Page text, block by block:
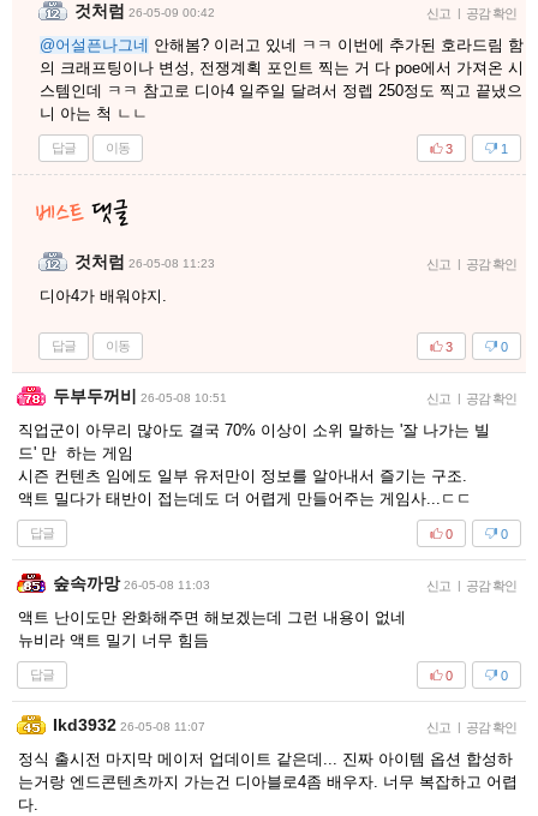
것처럼 26-05-09 00:42 신고 | 공감 확인
@어설픈나그네 안해봄? 이러고 있네 ㅋㅋ 이번에 추가된 호라드림 함
의 크래프팅이나 변성, 전쟁계획 포인트 찍는 거 다 poe에서 가져온 시
스템인데 ㅋㅋ 참고로 디아4 일주일 달려서 정렙 250정도 찍고 끝냈으
니 아는 척 ㄴㄴ
답글 이동 1
3
것처럼 26-05-08 11:23 신고 | 공감 확인
디아4가 배워야지.
답글 이동 0
3
두부두꺼비 26-05-08 10:51 신고 | 공감 확인
직업군이 아무리 많아도 결국 70% 이상이 소위 말하는 '잘 나가는 빌
드' 만 하는 게임
시즌 컨텐츠 임에도 일부 유저만이 정보를 알아내서 즐기는 구조.
액트 밀다가 태반이 접는데도 더 어렵게 만들어주는 게임사...ㄷㄷ
답글 0
0
숲속까망 26-05-08 11:03 신고 | 공감 확인
액트 난이도만 완화해주면 해보겠는데 그런 내용이 없네
뉴비라 액트 밀기 너무 힘듬
답글 0
0
Ikd3932 26-05-08 11:07 신고 | 공감 확인
정식 출시전 마지막 메이저 업데이트 같은데... 진짜 아이템 옵션 합성하
는거랑 엔드콘텐츠까지 가는건 디아블로4좀 배우자. 너무 복잡하고 어렵
다.